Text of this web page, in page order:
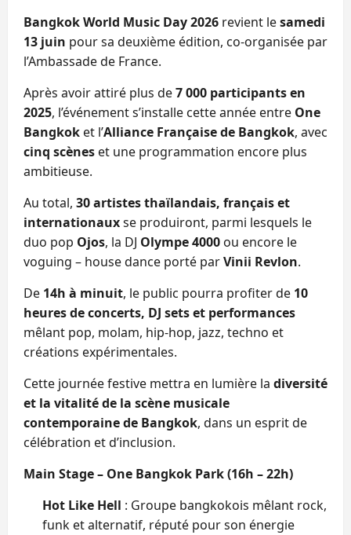
Bangkok World Music Day 2026 revient lesamedi
13 juin pour sa deuxième édition, co-organisée par
l’Ambassade de France.
Après avoir attiré plus de7 000 participants en
2025, l’événement s’installe cette année entre One
Bangkok et l’Alliance Française de Bangkok, avec
cinq scènes et une programmation encore plus
ambitieuse.
Au total, 30 artistes thaïlandais, français et
internationauxse produiront, parmi lesquels le
duo pop Ojos, la DJ Olympe 4000 ou encore le
voguing – house dance porté parVinii Revlon.
De 14h à minuit, le public pourra profiter de 10
heures de concerts, DJ sets et performances
mêlant pop, molam, hip-hop, jazz, techno et
créations expérimentales.
Cette journée festive mettra en lumière la diversité
et la vitalité de la scène musicale
contemporaine de Bangkok, dans un esprit de
célébration et d’inclusion.
Main Stage – One Bangkok Park (16h – 22h)
Hot Like Hell : Groupe bangkokois mêlant rock,
funk et alternatif, réputé pour son énergie